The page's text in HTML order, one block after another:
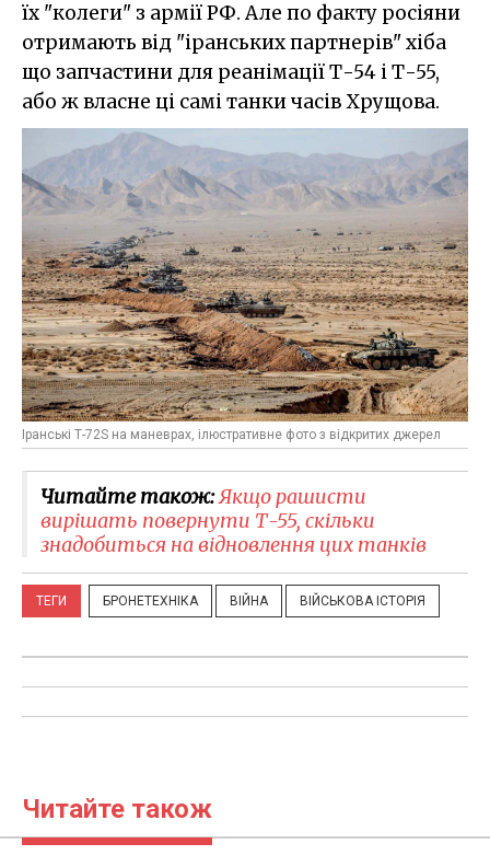
їх "колеги" з армії РФ. Але по факту росіяни
отримають від "іранських партнерів" хіба
що запчастини для реанімації Т-54 і Т-55,
або ж власне ці самі танки часів Хрущова.
Іранські Т-72S на маневрах, ілюстративне фото з відкритих джерел
Читайте також:Якщо рашисти
вирішать повернути Т-55, скільки
знадобиться на відновлення цих танків
ТЕГИ БРОНЕТЕХНІКА ВІЙНА ВІЙСЬКОВА ІСТОРІЯ
Читайте також